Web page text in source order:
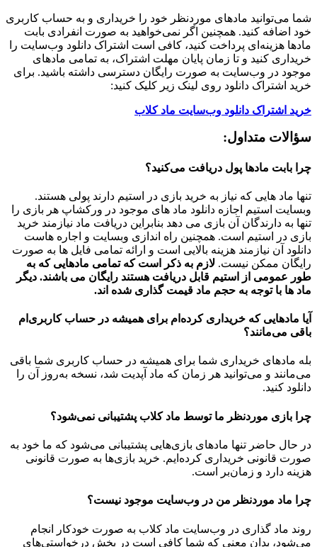
شما می‌توانید مادهای موردنظر خود را خریداری و به حساب کاربری
خود اضافه کنید. همچنین اگر نمی‌خواهید به صورت انفرادی بابت
مادها هزینه‌ای پرداخت کنید، کافی است اشتراک دانلود وب‌سایت را
خریداری کنید و تا زمان پایان مهلت اشتراک، به تمامی مادهای
موجود در وب‌سایت به صورت رایگان دسترسی داشته باشید. برای
خرید اشتراک دانلود روی لینک زیر کلیک کنید:
خرید اشتراک دانلود وب‌سایت ماد کلاب
سؤالات متداول:
چرا بابت مادها پول دریافت می‌کنید؟
تنها ماد هایی که نیاز به خرید بازی در استیم دارند پولی هستند.
وبسایت استیم اجازه دانلود ماد های موجود در ورکشاپ هر بازی را
تنها به دارندگان آن بازی می دهد بنابراین دریافت ماد نیازمند خرید
بازی در استیم است. همچنین راه اندازی وبسایت و اجاره هاست
دانلود آن نیازمند هزینه بالایی است و ارائه تمامی فایل ها به صورت
رایگان ممکن نیست. لازم به ذکر است که تمامی مادهایی که به
طور عمومی از استیم قابل دریافت هستند رایگان می باشند. دیگر
ماد ها با توجه به حجم ماد قیمت گذاری شده اند.
آیا مادهایی که خریداری کرده‌ام برای همیشه در حساب‌ کاربری‌ام
باقی می‌مانند؟
بله مادهای خریداری شما برای همیشه در حساب کاربری شما باقی
می‌مانند و می‌توانید هر زمان که ماد آپدیت شد، نسخه به‌روز آن را
دانلود کنید.
چرا بازی موردنظر ما توسط ماد کلاب پشتیبانی نمی‌شود؟
در حال حاضر تنها مادهای بازی‌هایی پشتیبانی می‌شود که ما خود به
صورت قانونی خریداری کرده‌ایم. خرید بازی‌ها به صورت قانونی
هزینه دارد و زمان‌بر است.
چرا ماد موردنظر من در وب‌سایت موجود نیست؟
روند ماد گذاری در وب‌سایت ماد کلاب به صورت خودکار انجام
می‌شود، بدان معنی که شما کافی است در بخش درخواستی‌های